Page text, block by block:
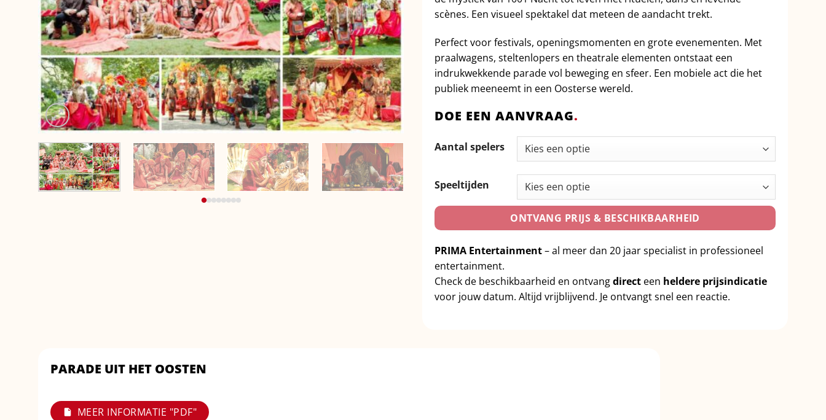
scènes. Een visueel spektakel dat meteen de aandacht trekt.
Perfect voor festivals, openingsmomenten en grote evenementen. Met
praalwagens, steltenlopers en theatrale elementen ontstaat een
indrukwekkende parade vol beweging en sfeer. Een mobiele act die het
publiek meeneemt in een Oosterse wereld.
DOE EEN AANVRAAG.
Aantal spelers
Speeltijden
ONTVANG PRIJS & BESCHIKBAARHEID
PRIMA Entertainment– al meer dan 20 jaar specialist in professioneel
entertainment.
Check de beschikbaarheid en ontvangdirect een heldere prijsindicatie
voor jouw datum. Altijd vrijblijvend. Je ontvangt snel een reactie.
PARADE UIT HET OOSTEN
MEER INFORMATIE "PDF"